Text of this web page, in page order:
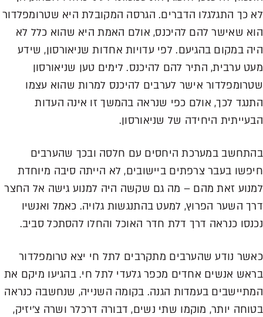
לא כך התגלגלו הדברים. הגרסה המקובלת היא שטרומפלדור
הוא שאישר להם להיכנס, אולם האמת היא שהוא כלל לא
היה במקום בהגיעם. לפי עדויות אחדות שניאורסון, שידע
מעט ערבית, התיר להם להיכנס. לימים טען שניאורסון
שטרומפלדור אישר לערבים להיכנס למרות שהוא עצמו
התנגד לכך, אולם כפי שנראה בהמשך זו אינה העדות
הבעייתית היחידה של שניאורסון.
בהתחשב במערכת היחסים עם חלסה ובכך שהערבים
חיפשו בעבר צרפתים ביישובים, לא הייתה סיבה מיוחדת
למנוע זאת מהם – מה גם שקשה היה למנוע גישה אל החצר
דרך השער הפרוץ, למעט בהתנגשות גלויה. כאמל ואנשיו
נכנסו כנראה דרך דלת חדר האוכל והחלו להסתכל סביב.
כאשר נודע שהערבים מתקרבים לתל חי יצא טרומפלדור
בראש אנשים אחדים מכפר גלעדי לתל חי. בהגיעו מיקם את
המתיישבים בעמדות הגנה. בקומה השנייה, שנחשבה כנראה
בטוחה יותר, מוקמו שתי נשים, דבורה דרכלר ושרה צ'יזיק,